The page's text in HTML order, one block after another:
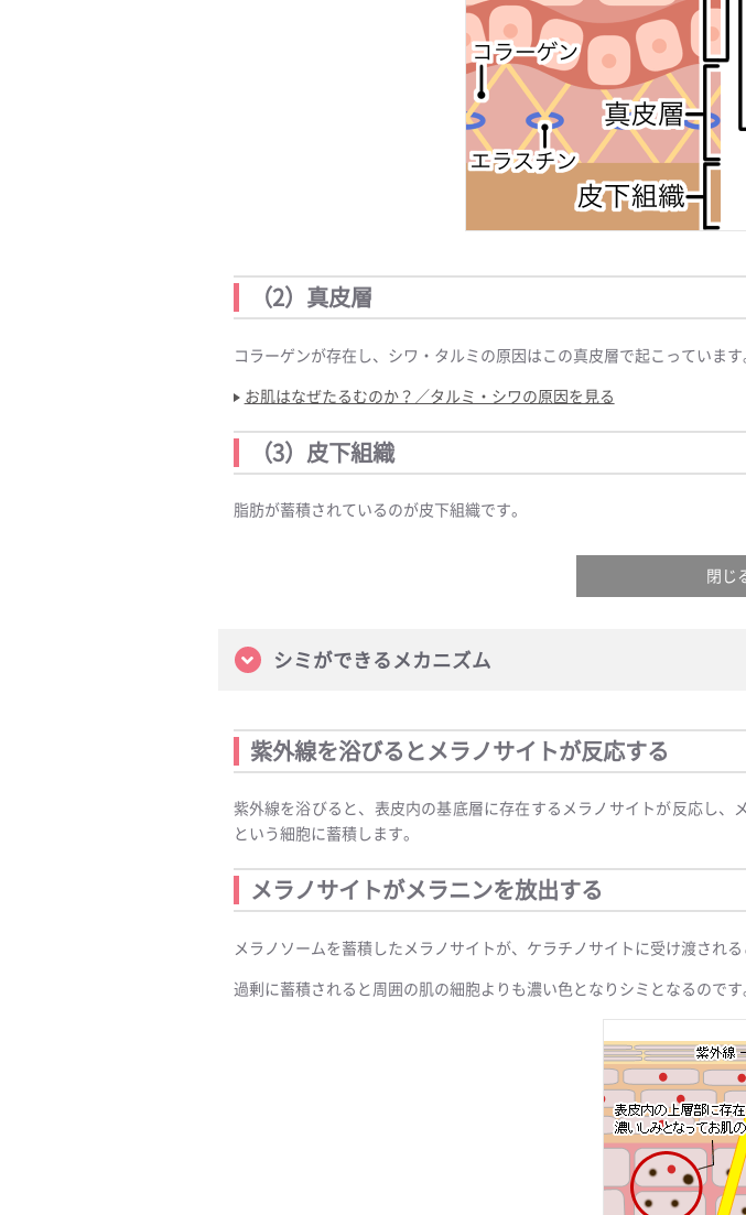
（2）真皮層
コラーゲンが存在し、シワ・タルミの原因はこの真皮層で起こっています
お肌はなぜたるむのか？／タルミ・シワの原因を見る
（3）皮下組織
脂肪が蓄積されているのが皮下組織です。
閉じ
シミができるメカニズム
紫外線を浴びるとメラノサイトが反応する
紫外線を浴びると、表皮内の基底層に存在するメラノサイトが反応し
という細胞に蓄積します。
メラノサイトがメラニンを放出する
メラノソームを蓄積したメラノサイトが、ケラチノサイトに受け渡され
過剰に蓄積されると周囲の肌の細胞よりも濃い色となりシミとなるのです